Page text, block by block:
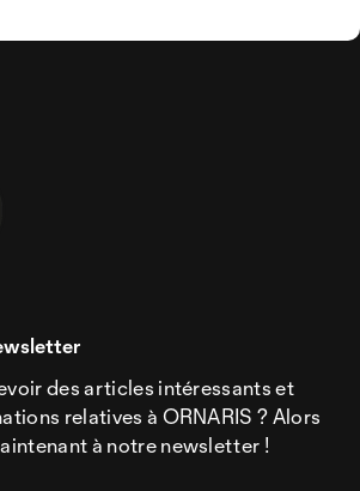
des articles intéressants et
relatives à ORNARIS ? Alors
à notre newsletter !